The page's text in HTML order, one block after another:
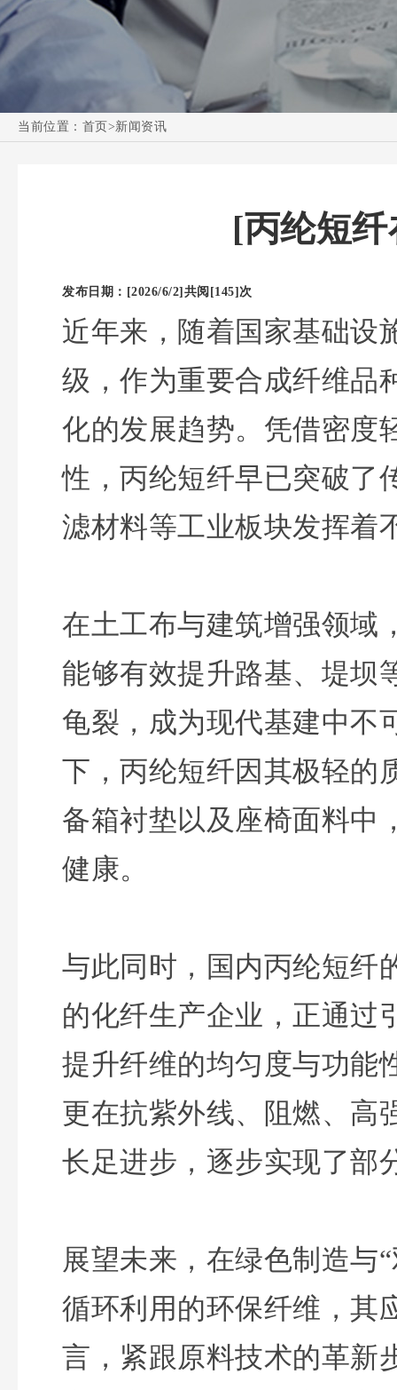
当前位置： 首页 >新闻资讯
[丙纶短
发布日期：[2026/6/2] 共阅[145]次
近年来，随着国家基础设
级，作为重要合成纤维品
化的发展趋势。凭借密度
性，丙纶短纤早已突破了
滤材料等工业板块发挥着
在土工布与建筑增强领域
能够有效提升路基、堤坝
龟裂，成为现代基建中不
下，丙纶短纤因其极轻的
备箱衬垫以及座椅面料中
健康。
与此同时，国内丙纶短纤
的化纤生产企业，正通过
提升纤维的均匀度与功能
更在抗紫外线、阻燃、高
长足进步，逐步实现了部
展望未来，在绿色制造与
循环利用的环保纤维，其
言，紧跟原料技术的革新